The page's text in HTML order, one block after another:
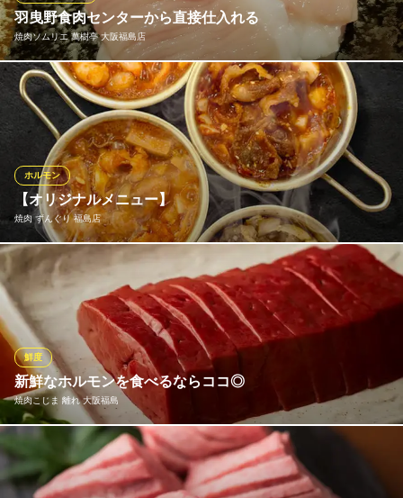
羽曳野食肉センターから直接仕入れる
焼肉ソムリエ 萬樹亭 大阪福島店
羽曳野市食肉センターから直接仕入れる鮮度抜群の朝引きホルモ
ンは萬樹亭独自の仕入れが有るのでお客様には美味しく食べて頂
けます。
焼肉ソムリエ 萬樹亭 大阪福島店
焼肉、ホルモン
ＪＲ大阪環状線福島駅 徒歩6分
大阪府大阪市福島区福島2-1-41
【オリジナルメニュー】
焼肉 ずんぐり 福島店
ホルモン
オリジナルメニューのヤンニョム焼き！ご飯もお酒も止まらな
い！甘辛旨さがクセになる自家製ヤンニョムタレでやみつき確
定！・黒毛和牛カルビの濃厚な旨味・ホルモンのぷりっとジュー
シーな食感・海鮮ミックスの贅沢な味わいさらに、本格スパイス
香る四川風マーラーカルビもご用意！
焼肉 ずんぐり 福島店
駅近A5ランク国産和牛
阪神本線福島（阪神）駅 徒歩1分
大阪府大阪市福島区福島5-7-20
新鮮なホルモンを食べるならココ◎
焼肉こじま 離れ 大阪福島
鮮度
食肉センター直送！ 仲介業者を通さず直接仕入れているのこじま
の新鮮ホルモン。